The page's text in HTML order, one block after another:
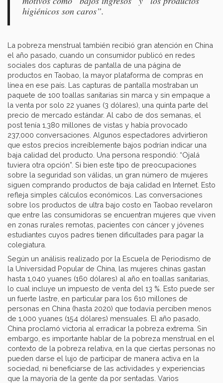
higiénicos son caros”.
La pobreza menstrual también recibió gran atención en China
el año pasado, cuando un consumidor publicó en redes
sociales dos capturas de pantalla de una página de
productos en Taobao, la mayor plataforma de compras en
línea en ese país. Las capturas de pantalla mostraban un
paquete de 100 toallas sanitarias sin marca y sin empaque a
la venta por solo 22 yuanes (3 dólares), una quinta parte del
precio de mercado estándar. Al cabo de dos semanas, el
post tenía 1,380 millones de vistas y había provocado
237,000 conversaciones. Algunos espectadores advirtieron
que estos precios increíblemente bajos podrían indicar una
baja calidad del producto. Una persona respondió: “Ojalá
tuviera otra opción”. Si bien este tipo de preocupaciones
sobre la seguridad son válidas, un gran número de mujeres
siguen comprando productos de baja calidad en Internet. Esto
refleja simples cálculos económicos. Las conversaciones
sobre los productos de ultra bajo costo en Taobao revelaron
que entre las consumidoras se encuentran mujeres que viven
en zonas rurales remotas, pacientes con cáncer y jóvenes
estudiantes cuyos padres tienen dificultades para pagar la
colegiatura.
Según un análisis realizado por la Escuela de Periodismo de
la Universidad Popular de China, las mujeres chinas gastan
hasta 1,040 yuanes (160 dólares) al año en toallas sanitarias,
lo cual incluye un impuesto de venta del 13 %. Esto puede ser
un fuerte lastre, en particular para los 610 millones de
personas en China (hasta 2020) que todavía perciben menos
de 1,000 yuanes (154 dólares) mensuales. El año pasado,
China proclamó victoria al erradicar la pobreza extrema. Sin
embargo, es importante hablar de la pobreza menstrual en el
contexto de la pobreza relativa, en la que ciertas personas no
pueden darse el lujo de participar de manera activa en la
sociedad, ni beneficiarse de las actividades y experiencias
que la mayoría de la gente da por sentadas. Varios